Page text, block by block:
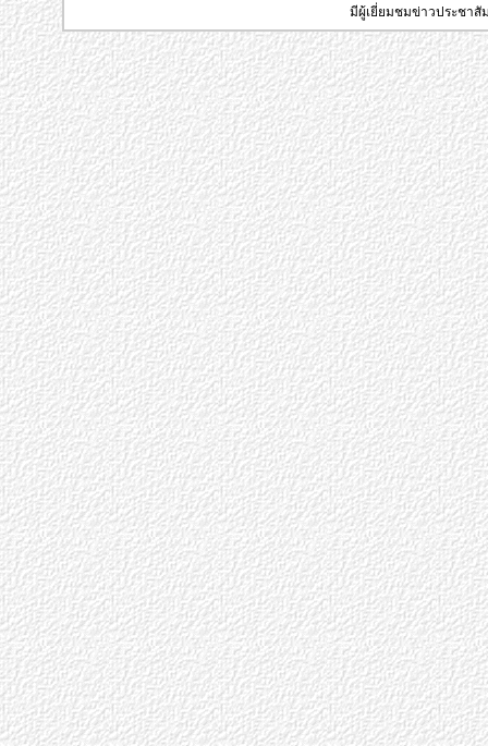
มีผู้เยี่ยมชมข่าวประชา